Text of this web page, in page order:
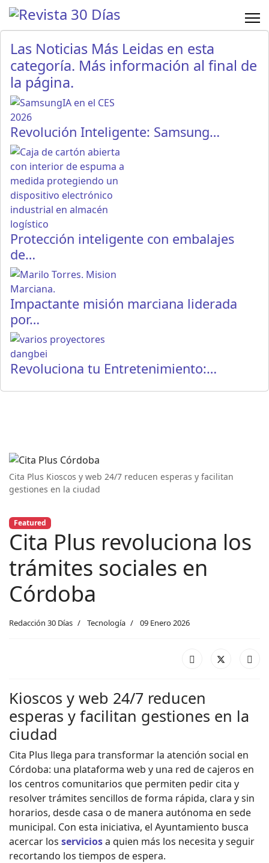
Las Noticias Más Leidas en esta
categoría. Más información al final de
la página.
Revolución Inteligente: Samsung…
Protección inteligente con embalajes
de…
Impactante misión marciana liderada
por…
Revoluciona tu Entretenimiento:…
Cita Plus Kioscos y web 24/7 reducen esperas y facilitan
gestiones en la ciudad
Featured
Cita Plus revoluciona los
trámites sociales en
Córdoba
Redacción 30 Días Tecnología 09 Enero 2026
Kioscos y web 24/7 reducen
esperas y facilitan gestiones en la
ciudad
Cita Plus llega para transformar la atención social en
Córdoba: una plataforma web y una red de cajeros en
los centros comunitarios que permiten pedir cita y
resolver trámites sencillos de forma rápida, clara y sin
horarios, desde casa o de manera autónoma en sede
municipal. Con esta iniciativa, el Ayuntamiento busca
acercar los serviciosa quien más los necesita y seguir
recortando los tiempos de espera.